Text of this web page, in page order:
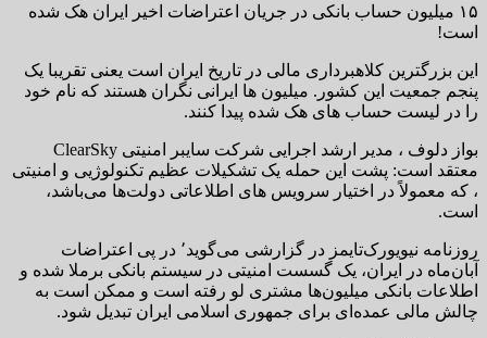
۱۵ میلیون حساب بانکی در جریان اعتراضات اخیر ایران هک شده
است!
این بزرگترین کلاهبرداری مالی در تاریخ ایران است یعنی تقریبا یک
پنجم جمعیت این کشور. میلیون ها ایرانی نگران هستند که نام خود
را در لیست حساب های هک شده پیدا کنند.
بواز دلوف ، مدیر ارشد اجرایی شرکت سایبر امنیتی ClearSky
معتقد است: پشت این حمله یک تشکیلات عظیم تکنولوژیی و امنیتی
، که معمولاً در اختیار سرویس های اطلاعاتی دولت‌ها می‌باشد،
است.
روزنامه نیویورک‌تایمز در گزارشی می‌گوید٬ در پی اعتراضات
آبان‌ماه در ایران، یک گسست امنیتی در سیستم بانکی برملا شده و
اطلاعات بانکی میلیون‌ها مشتری لو رفته است و ممکن است به
چالش مالی عمده‌ای برای جمهوری اسلامی ایران تبدیل شود.